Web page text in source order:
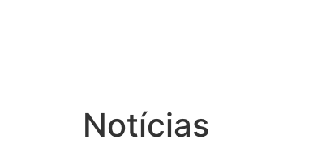
Notícias